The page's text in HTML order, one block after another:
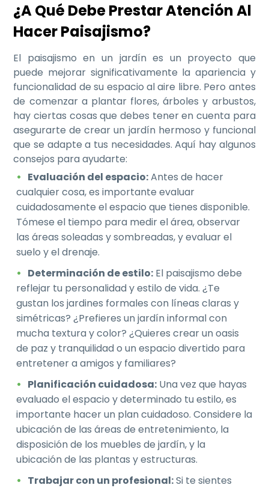
¿A Qué Debe Prestar Atención Al
Hacer Paisajismo?
El paisajismo en un jardín es un proyecto que
puede mejorar significativamente la apariencia y
funcionalidad de su espacio al aire libre. Pero antes
de comenzar a plantar flores, árboles y arbustos,
hay ciertas cosas que debes tener en cuenta para
asegurarte de crear un jardín hermoso y funcional
que se adapte a tus necesidades. Aquí hay algunos
consejos para ayudarte:
Evaluación del espacio:Antes de hacer
cualquier cosa, es importante evaluar
cuidadosamente el espacio que tienes disponible.
Tómese el tiempo para medir el área, observar
las áreas soleadas y sombreadas, y evaluar el
suelo y el drenaje.
Determinación de estilo: El paisajismo debe
reflejar tu personalidad y estilo de vida. ¿Te
gustan los jardines formales con líneas claras y
simétricas? ¿Prefieres un jardín informal con
mucha textura y color? ¿Quieres crear un oasis
de paz y tranquilidad o un espacio divertido para
entretener a amigos y familiares?
Planificación cuidadosa: Una vez que hayas
evaluado el espacio y determinado tu estilo, es
importante hacer un plan cuidadoso. Considere la
ubicación de las áreas de entretenimiento, la
disposición de los muebles de jardín, y la
ubicación de las plantas y estructuras.
Trabajar con un profesional:Si te sientes